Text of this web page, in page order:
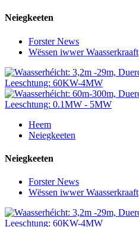
Neiegkeeten
Forster News
Wëssen iwwer Waasserkraaft
Heem
Neiegkeeten
Neiegkeeten
Forster News
Wëssen iwwer Waasserkraaft